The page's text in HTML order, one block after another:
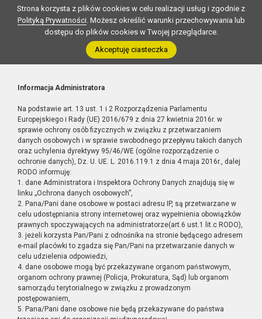
Strona korzysta z plików cookies w celu realizacji usług i zgodnie z
Polityką Prywatności. Możesz określić warunki przechowywania lub
dostępu do plików cookies w Twojej przeglądarce.
Akceptuję ciasteczka
Informacja Administratora
Na podstawie art. 13 ust. 1 i 2 Rozporządzenia Parlamentu
Europejskiego i Rady (UE) 2016/679 z dnia 27 kwietnia 2016r. w
sprawie ochrony osób fizycznych w związku z przetwarzaniem
danych osobowych i w sprawie swobodnego przepływu takich danych
oraz uchylenia dyrektywy 95/46/WE (ogólne rozporządzenie o
ochronie danych), Dz. U. UE. L. 2016.119.1 z dnia 4 maja 2016r., dalej
RODO informuję:
1. dane Administratora i Inspektora Ochrony Danych znajdują się w
linku „Ochrona danych osobowych”,
2. Pana/Pani dane osobowe w postaci adresu IP, są przetwarzane w
celu udostępniania strony internetowej oraz wypełnienia obowiązków
prawnych spoczywających na administratorze(art.6 ust.1 lit.c RODO),
3. jeżeli korzysta Pan/Pani z odnośnika na stronie będącego adresem
e-mail placówki to zgadza się Pan/Pani na przetwarzanie danych w
celu udzielenia odpowiedzi,
4. dane osobowe mogą być przekazywane organom państwowym,
organom ochrony prawnej (Policja, Prokuratura, Sąd) lub organom
samorządu terytorialnego w związku z prowadzonym
postępowaniem,
5. Pana/Pani dane osobowe nie będą przekazywane do państwa